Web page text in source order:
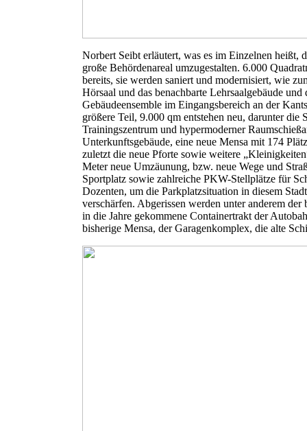
Norbert Seibt erläutert, was es im Einzelnen heißt,
große Behördenareal umzugestalten. 6.000
bereits, sie werden saniert und modernisiert, wie
Hörsaal und das benachbarte Lehrsaalgebäude und
Gebäudeensemble im Eingangsbereich an der
größere Teil, 9.000 qm entstehen neu, darunter die
Trainingszentrum und hypermoderner
Unterkunftsgebäude, eine neue Mensa mit 174
zuletzt die neue Pforte sowie weitere
Meter neue Umzäunung, bzw. neue Wege und
Sportplatz sowie zahlreiche PKW-Stellplätze für
Dozenten, um die Parkplatzsituation in diesem
verschärfen. Abgerissen werden unter anderem der
in die Jahre gekommene Containertrakt der
bisherige Mensa, der Garagenkomplex, die alte